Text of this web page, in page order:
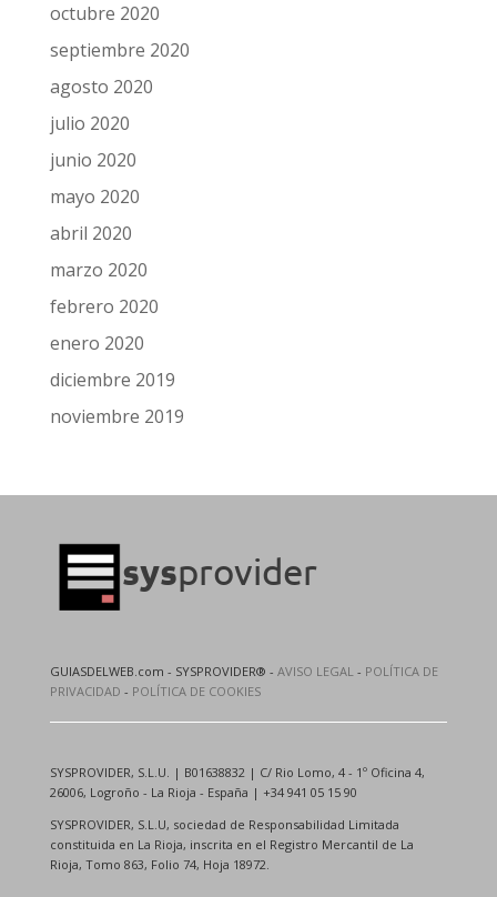
octubre 2020
septiembre 2020
agosto 2020
julio 2020
junio 2020
mayo 2020
abril 2020
marzo 2020
febrero 2020
enero 2020
diciembre 2019
noviembre 2019
GUIASDELWEB.com - SYSPROVIDER® - AVISO LEGAL - POLÍTICA DE
PRIVACIDAD - POLÍTICA DE COOKIES
SYSPROVIDER, S.L.U. | B01638832 | C/ Rio Lomo, 4 - 1º Oficina 4,
26006, Logroño - La Rioja - España | +34 941 05 15 90
SYSPROVIDER, S.L.U, sociedad de Responsabilidad Limitada
constituida en La Rioja, inscrita en el Registro Mercantil de La
Rioja, Tomo 863, Folio 74, Hoja 18972.